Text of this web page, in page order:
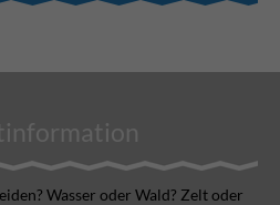
Wasser oder Wald? Zelt oder